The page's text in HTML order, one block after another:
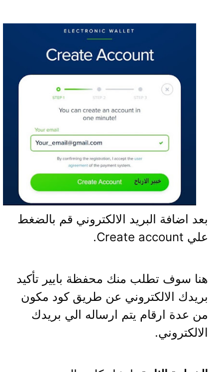
بعد اضافة البريد الالكتروني قم بالضغط
علي Create account.
هنا سوف تطلب منك محفظة بايير تأكيد
بريدك الالكتروني عن طريق كود مكون
من عدة ارقام يتم ارساله الي بريدك
الالكتروني.